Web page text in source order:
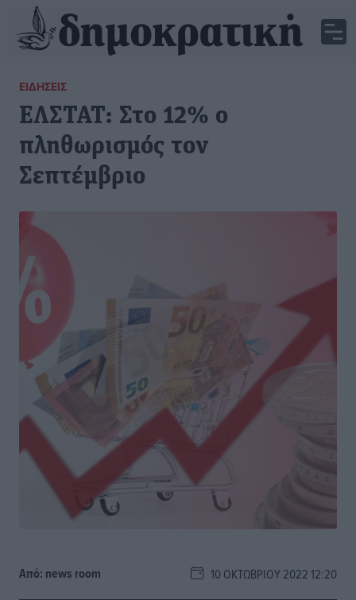
ΕΙΔΉΣΕΙΣ
ΕΛΣΤΑΤ: Στο 12% ο
πληθωρισμός τον
Σεπτέμβριο
Από: news room 10 ΟΚΤΩΒΡΊΟΥ 2022 12:20